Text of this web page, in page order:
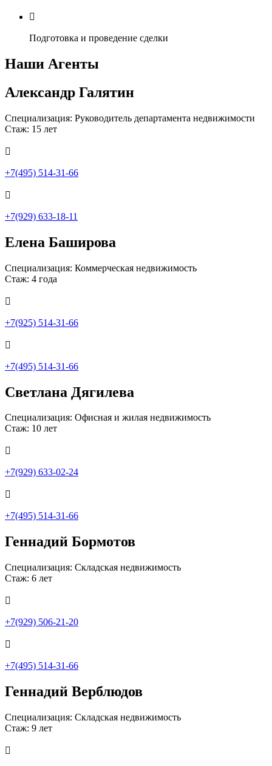

Подготовка и проведение сделки
Наши Агенты
Александр Галятин
Специализация: Руководитель департамента недвижимости
Стаж: 15 лет

+7(495) 514-31-66

+7(929) 633-18-11
Елена Баширова
Специализация: Коммерческая недвижимость
Стаж: 4 года

+7(925) 514-31-66

+7(495) 514-31-66
Светлана Дягилева
Специализация: Офисная и жилая недвижимость
Стаж: 10 лет

+7(929) 633-02-24

+7(495) 514-31-66
Геннадий Бормотов
Специализация: Складская недвижимость
Стаж: 6 лет

+7(929) 506-21-20

+7(495) 514-31-66
Геннадий Верблюдов
Специализация: Складская недвижимость
Стаж: 9 лет
